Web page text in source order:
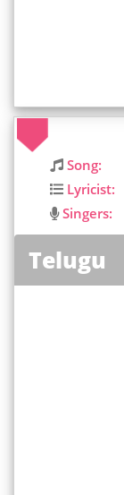
Song:
Lyricist:
Singers:
Telugu